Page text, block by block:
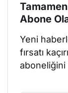
Abone
Yeni
fırsatı
aboneliğini